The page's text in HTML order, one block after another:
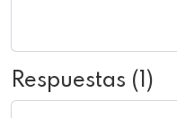
Respuestas (1)